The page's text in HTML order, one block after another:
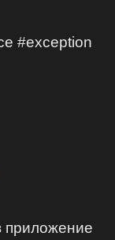
#exception
приложение